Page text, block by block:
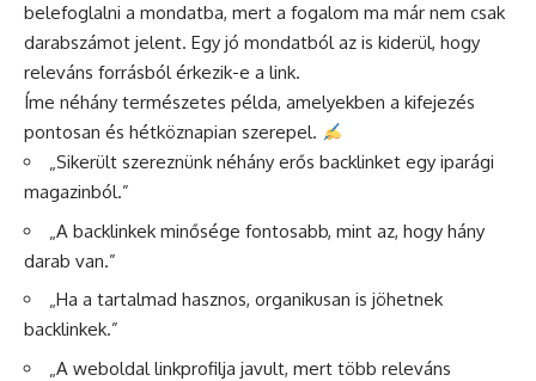
belefoglalni a mondatba, mert a fogalom ma már nem csak
darabszámot jelent. Egy jó mondatból az is kiderül, hogy
releváns forrásból érkezik-e a link.
Íme néhány természetes példa, amelyekben a kifejezés
pontosan és hétköznapian szerepel.
„Sikerült szereznünk néhány erős backlinket egy iparági
magazinból.”
„A backlinkek minősége fontosabb, mint az, hogy hány
darab van.”
„Ha a tartalmad hasznos, organikusan is jöhetnek
backlinkek.”
„A weboldal linkprofilja javult, mert több releváns